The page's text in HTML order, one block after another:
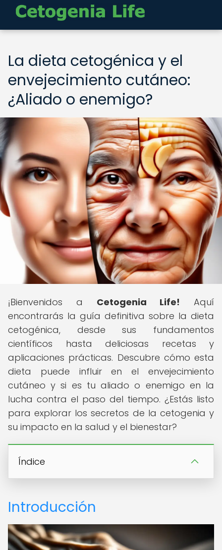
La dieta cetogénica y el
envejecimiento cutáneo:
¿Aliado o enemigo?
¡Bienvenidos a Cetogenia Life! Aquí
encontrarás la guía definitiva sobre la dieta
cetogénica, desde sus fundamentos
científicos hasta deliciosas recetas y
aplicaciones prácticas. Descubre cómo esta
dieta puede influir en el envejecimiento
cutáneo y si es tu aliado o enemigo en la
lucha contra el paso del tiempo. ¿Estás listo
para explorar los secretos de la cetogenia y
su impacto en la salud y el bienestar?
Índice
Introducción